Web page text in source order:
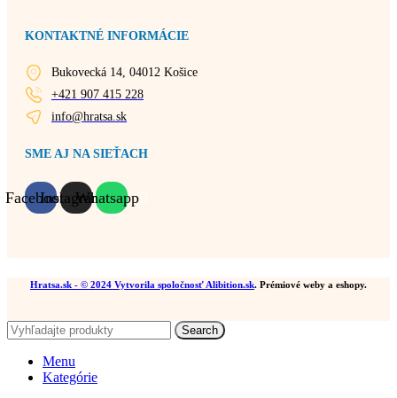
KONTAKTNÉ INFORMÁCIE
Bukovecká 14, 04012 Košice
+421 907 415 228
info@hratsa.sk
SME AJ NA SIEŤACH
FacebookInstagramWhatsapp
Hratsa.sk - © 2024 Vytvorila spoločnosť Alibition.sk. Prémiové weby a eshopy.
Search
Menu
Kategórie